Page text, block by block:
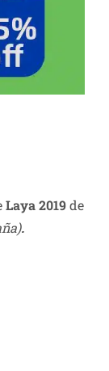
Laya 2019de
.